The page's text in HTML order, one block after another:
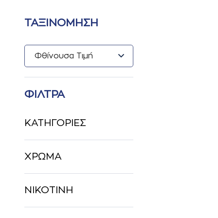
ΤΑΞΙΝΟΜΗΣΗ
ΦΙΛΤΡΑ
ΚΑΤΗΓΟΡΙΕΣ
ΧΡΩΜΑ
ΝΙΚΟΤΙΝΗ